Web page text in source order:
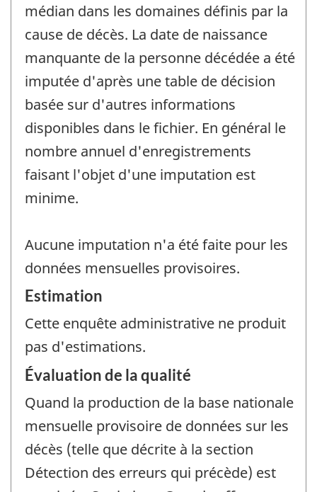
médian dans les domaines définis par la
cause de décès. La date de naissance
manquante de la personne décédée a été
imputée d'après une table de décision
basée sur d'autres informations
disponibles dans le fichier. En général le
nombre annuel d'enregistrements
faisant l'objet d'une imputation est
minime.
Aucune imputation n'a été faite pour les
données mensuelles provisoires.
Estimation
Cette enquête administrative ne produit
pas d'estimations.
Évaluation de la qualité
Quand la production de la base nationale
mensuelle provisoire de données sur les
décès (telle que décrite à la section
Détection des erreurs qui précède) est